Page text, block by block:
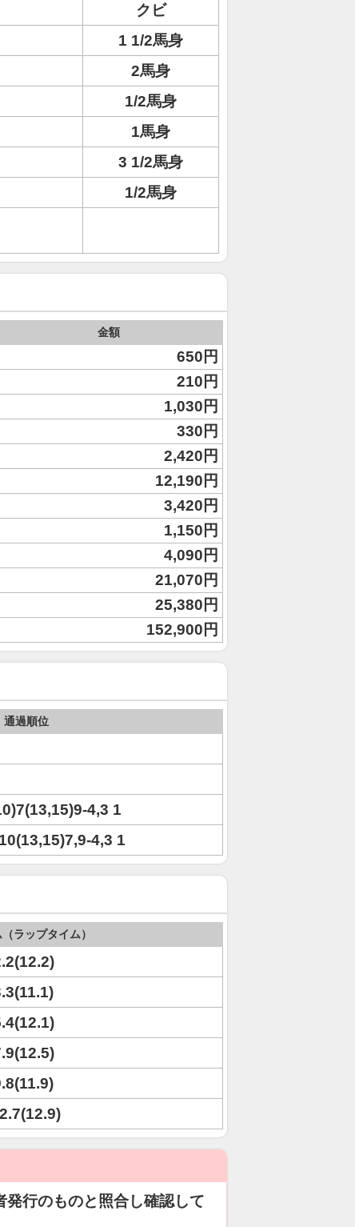
クビ
1 1/2馬身
2馬身
1/2馬身
1馬身
3 1/2馬身
1/2馬身
金額
650円
210円
1,030円
330円
2,420円
12,190円
3,420円
1,150円
4,090円
21,070円
25,380円
152,900円
通過順位
4,3 1
4,3 1
ラップタイム）
行のものと照合し確認して